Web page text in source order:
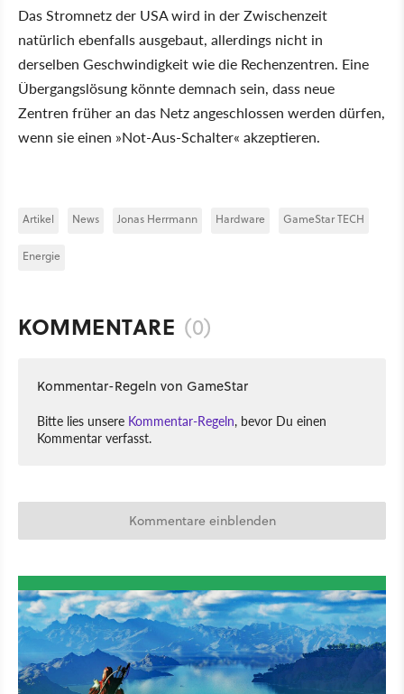
Das Stromnetz der USA wird in der Zwischenzeit
natürlich ebenfalls ausgebaut, allerdings nicht in
derselben Geschwindigkeit wie die Rechenzentren. Eine
Übergangslösung könnte demnach sein, dass neue
Zentren früher an das Netz angeschlossen werden dürfen,
wenn sie einen »Not-Aus-Schalter« akzeptieren.
Artikel News Jonas Herrmann Hardware GameStar TECH
Energie
KOMMENTARE (0)
Kommentar-Regeln von GameStar
Bitte lies unsere Kommentar-Regeln, bevor Du einen
Kommentar verfasst.
Kommentare einblenden